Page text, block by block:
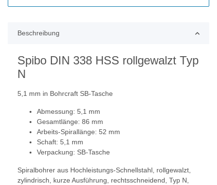
Beschreibung
Spibo DIN 338 HSS rollgewalzt Typ
N
5,1 mm in Bohrcraft SB-Tasche
Abmessung: 5,1 mm
Gesamtlänge: 86 mm
Arbeits-Spirallänge: 52 mm
Schaft: 5,1 mm
Verpackung: SB-Tasche
Spiralbohrer aus Hochleistungs-Schnellstahl, rollgewalzt,
zylindrisch, kurze Ausführung, rechtsschneidend, Typ N,